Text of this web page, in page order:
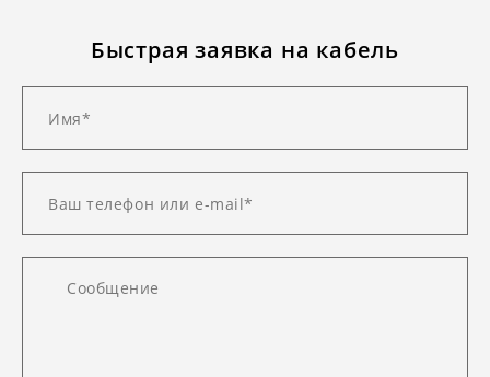
Быстрая заявка на кабель